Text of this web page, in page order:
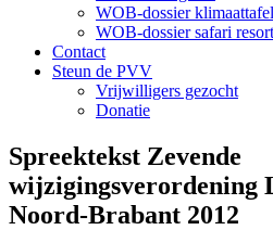
WOB-dossier
WOB-dossier safari
Contact
Steun de PVV
Vrijwilligers gezocht
Donatie
Spreektekst Zevende
wijzigingsverordening
Noord-Brabant 2012